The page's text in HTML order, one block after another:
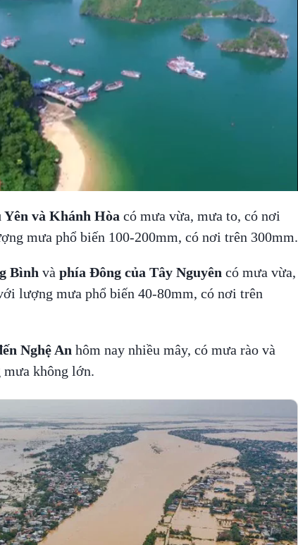
và Khánh Hòa có mưa vừa, mưa to, có nơi
mưa phổ biến 100-200mm, có nơi trên 300mm.
Bình và phía Đông của Tây Nguyên có mưa vừa,
lượng mưa phổ biến 40-80mm, có nơi trên
Nghệ An hôm nay nhiều mây, có mưa rào và
không lớn.